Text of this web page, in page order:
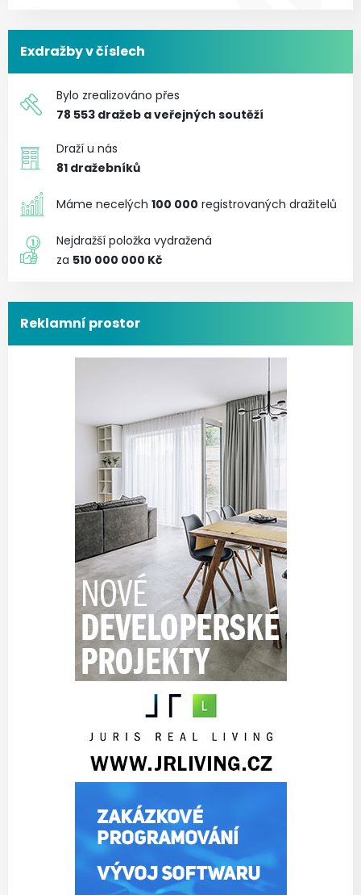
Exdražby v číslech
Bylo zrealizováno přes
78 553 dražeb a veřejných soutěží
Draží u nás
81 dražebníků
Máme necelých 100 000 registrovaných dražitelů
Nejdražší položka vydražená
za 510 000 000 Kč
Reklamní prostor